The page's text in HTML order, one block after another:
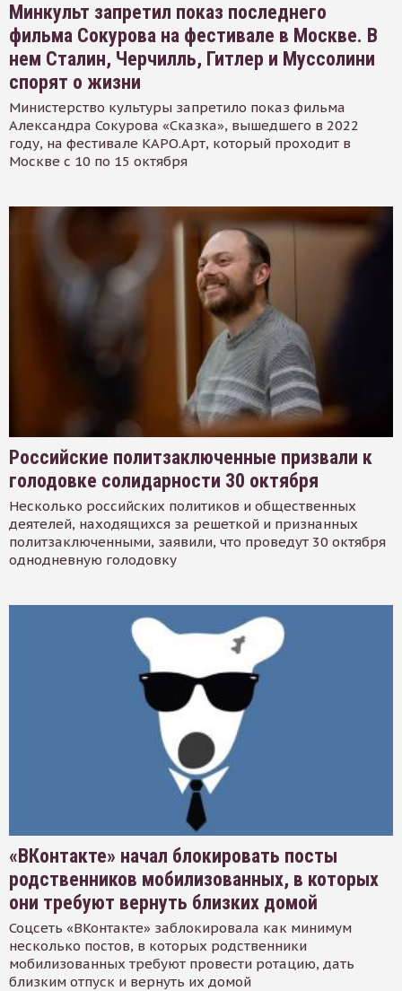
Минкульт запретил показ последнего
фильма Сокурова на фестивале в Москве. В
нем Сталин, Черчилль, Гитлер и Муссолини
спорят о жизни
Министерство культуры запретило показ фильма
Александра Сокурова «Сказка», вышедшего в 2022
году, на фестивале КАРО.Арт, который проходит в
Москве с 10 по 15 октября
Российские политзаключенные призвали к
голодовке солидарности 30 октября
Несколько российских политиков и общественных
деятелей, находящихся за решеткой и признанных
политзаключенными, заявили, что проведут 30 октября
однодневную голодовку
«ВКонтакте» начал блокировать посты
родственников мобилизованных, в которых
они требуют вернуть близких домой
Соцсеть «ВКонтакте» заблокировала как минимум
несколько постов, в которых родственники
мобилизованных требуют провести ротацию, дать
близким отпуск и вернуть их домой